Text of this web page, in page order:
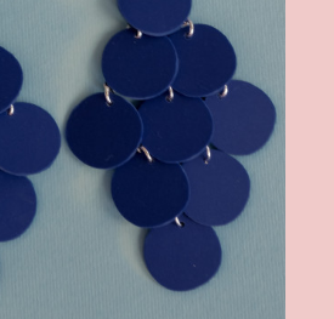
De
olika
alternativen
kan
på
produktsidan